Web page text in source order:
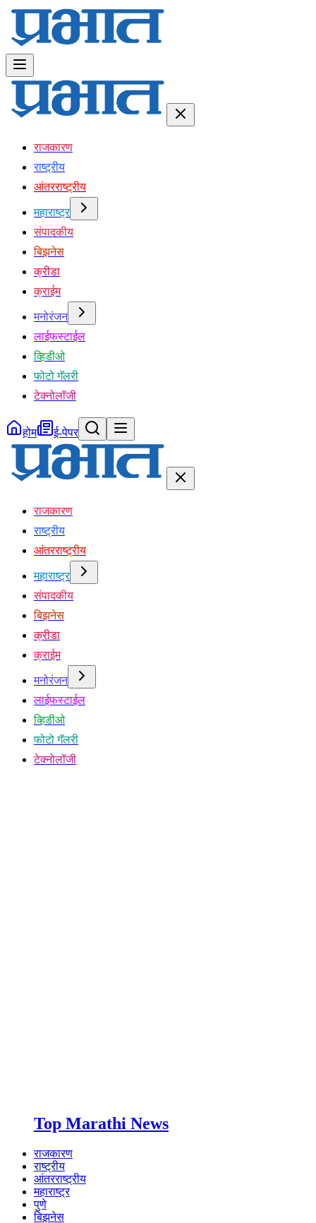
राजकारण
राष्ट्रीय
आंतरराष्ट्रीय
महाराष्ट्र
संपादकीय
बिझनेस
क्रीडा
क्राईम
मनोरंजन
लाईफस्टाईल
व्हिडीओ
फोटो गॅलरी
टेक्नोलॉजी
होम ई-पेपर
राजकारण
राष्ट्रीय
आंतरराष्ट्रीय
महाराष्ट्र
संपादकीय
बिझनेस
क्रीडा
क्राईम
मनोरंजन
लाईफस्टाईल
व्हिडीओ
फोटो गॅलरी
टेक्नोलॉजी
Top Marathi News
राजकारण
राष्ट्रीय
आंतरराष्ट्रीय
महाराष्ट्र
पुणे
बिझनेस